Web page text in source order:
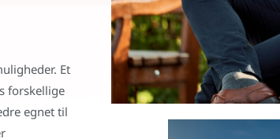
Et
forskellige
egnet til